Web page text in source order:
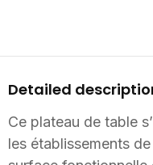
Detailed
Ce plateau de table
les établissements